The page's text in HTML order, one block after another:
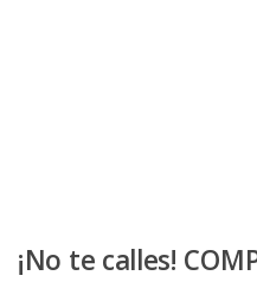
¡No te calles!